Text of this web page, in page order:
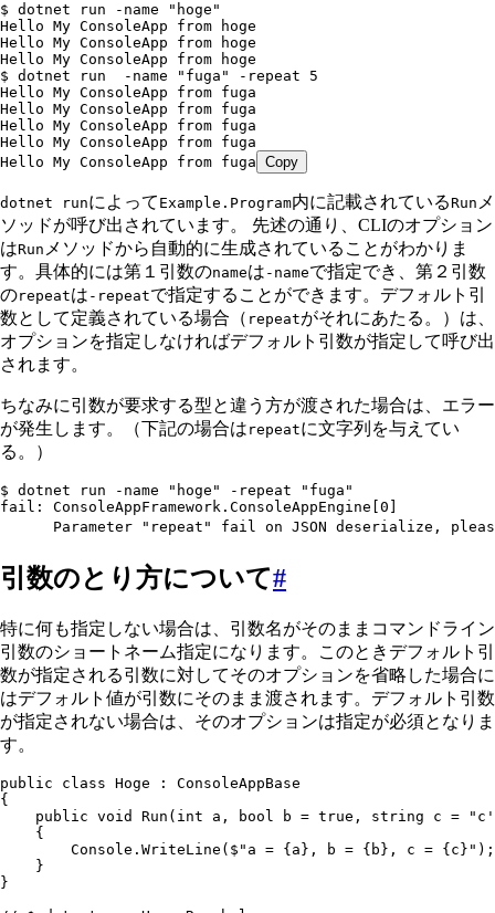
$ dotnet run -name "hoge"
Hello My ConsoleApp from hoge
Hello My ConsoleApp from hoge
Hello My ConsoleApp from hoge
$ dotnet run  -name "fuga" -repeat 5
Hello My ConsoleApp from fuga
Hello My ConsoleApp from fuga
Hello My ConsoleApp from fuga
Hello My ConsoleApp from fuga
Hello My ConsoleApp from fuga Copy
dotnet runによって Example.Program内に記載されているRun メ
ソッドが呼び出されています。 先述の通り、CLIのオプション
はRun メソッドから自動的に生成されていることがわかりま
す。具体的には第１引数のnameは -nameで指定でき、第２引数
のrepeatは -repeatで指定することができます。デフォルト引
数として定義されている場合（ repeatがそれにあたる。）は、
オプションを指定しなければデフォルト引数が指定して呼び出
されます。
ちなみに引数が要求する型と違う方が渡された場合は、エラー
が発生します。（下記の場合は repeatに文字列を与えてい
る。）
$ dotnet run -name "hoge" -repeat "fuga"
fail: ConsoleAppFramework.ConsoleAppEngine[0]
Parameter "repeat" fail on JSON deserialize,
引数のとり方について#
特に何も指定しない場合は、引数名がそのままコマンドライン
引数のショートネーム指定になります。このときデフォルト引
数が指定される引数に対してそのオプションを省略した場合に
はデフォルト値が引数にそのまま渡されます。デフォルト引数
が指定されない場合は、そのオプションは指定が必須となりま
す。
public class Hoge :
ConsoleAppBase
{
    public
void Run ( int a , bool b = true , string c = "
    {
        Console
. WriteLine ( $" a = { a } , b = { b } , c = { c } " );
    }
}